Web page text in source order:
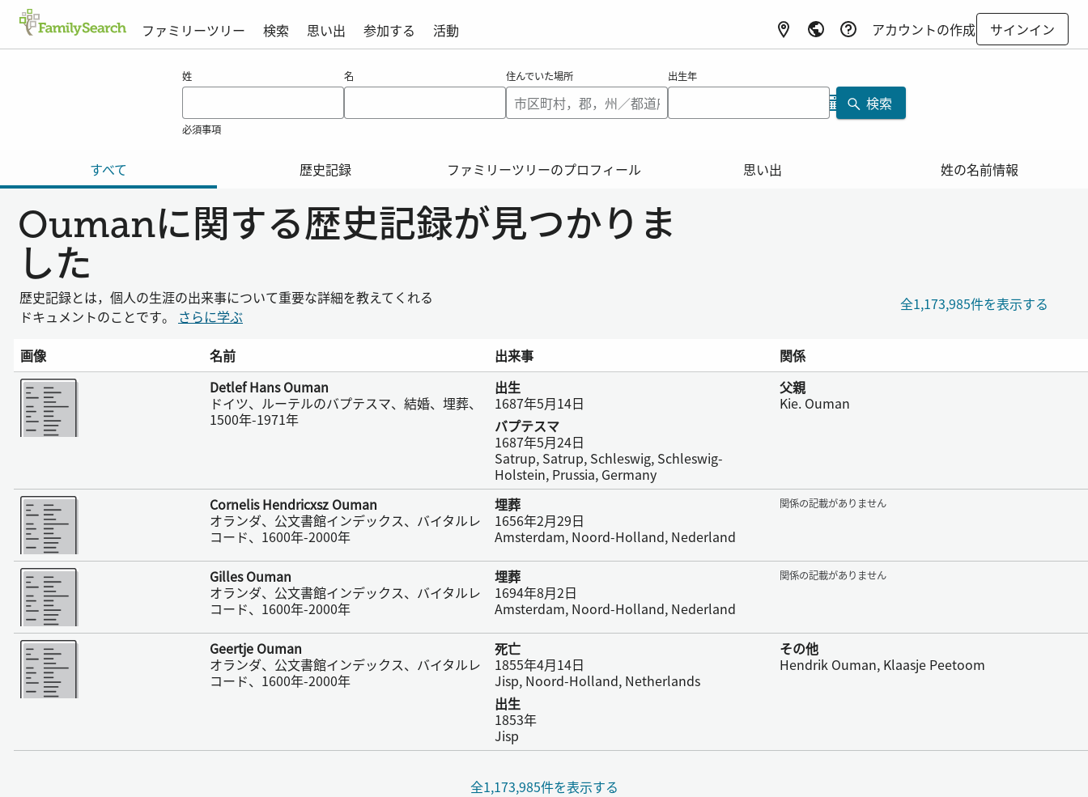
ファミリーツリー 検索 思い出 参加する 活動 アカウントの作成
サインイン
姓
必須事項
名 住んでいた場所 出生年
検索
すべて 歴史記録 ファミリーツリーのプロフィール 思い出 姓の名前情報
Oumanに関する歴史記録が見つかりま
した
歴史記録とは，個人の生涯の出来事について重要な詳細を教えてくれる
ドキュメントのことです。 さらに学ぶ
全1,173,985件を表示する
画像 名前 出来事
関係
さらに表示
Detlef Hans Ouman
ドイツ、ルーテルのバプテスマ、結婚、埋葬、
1500年-1971年
出生
1687年5月14日
バプテスマ
1687年5月24日
Satrup, Satrup, Schleswig, Schleswig-
Holstein, Prussia, Germany
父親
Kie. Ouman
さらに表示
Cornelis Hendricxsz Ouman
オランダ、公文書館インデックス、バイタルレ
コード、1600年-2000年
埋葬
1656年2月29日
Amsterdam, Noord-Holland, Nederland
関係の記載がありません
さらに表示
Gilles Ouman
オランダ、公文書館インデックス、バイタルレ
コード、1600年-2000年
埋葬
1694年8月2日
Amsterdam, Noord-Holland, Nederland
関係の記載がありません
さらに表示
Geertje Ouman
オランダ、公文書館インデックス、バイタルレ
コード、1600年-2000年
死亡
1855年4月14日
Jisp, Noord-Holland, Netherlands
出生
1853年
Jisp
その他
Hendrik Ouman, Klaasje Peetoom
全1,173,985件を表示する